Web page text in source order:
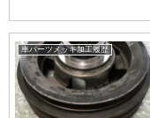
車パーツメッキ加工履歴